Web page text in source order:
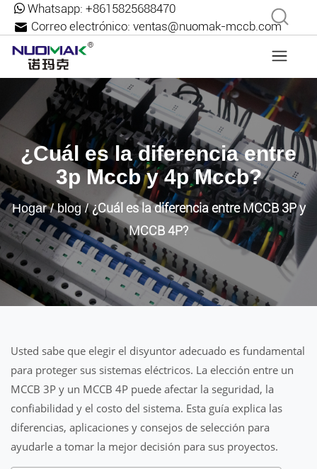
Whatsapp: +8615825688470
Correo electrónico: ventas@nuomak-mccb.com
¿Cuál es la diferencia entre
3p Mccb y 4p Mccb?
Hogar/blog/¿Cuál es la diferencia entre MCCB 3P y
MCCB 4P?
Usted sabe que elegir el disyuntor adecuado es fundamental
para proteger sus sistemas eléctricos. La elección entre un
MCCB 3P y un MCCB 4P puede afectar la seguridad, la
confiabilidad y el costo del sistema. Esta guía explica las
diferencias, aplicaciones y consejos de selección para
ayudarle a tomar la mejor decisión para sus proyectos.